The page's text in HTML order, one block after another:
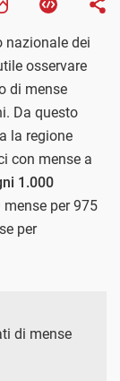
nazionale dei
osservare
di mense
Da questo
la regione
con mense a
1.000
mense per 975
per
di mense